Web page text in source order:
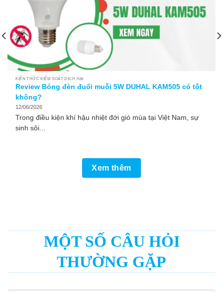
KIẾN THỨC KIỂM SOÁT DỊCH HẠI
Review Bóng đèn đuổi muỗi 5W DUHAL KAM505 có tốt
không?
12/06/2026
MỘT SỐ CÂU HỎI